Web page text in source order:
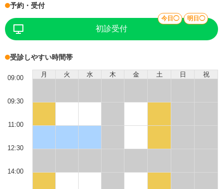
予約・受付
初診受付
今日◯ 明日◯
受診しやすい時間帯
月 火 水 木 金 土 日 祝
09:00
09:30
11:00
12:30
14:00